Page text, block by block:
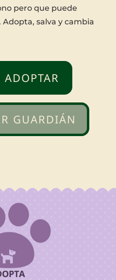
pero que puede
salva y cambia
GUARDIÁN
